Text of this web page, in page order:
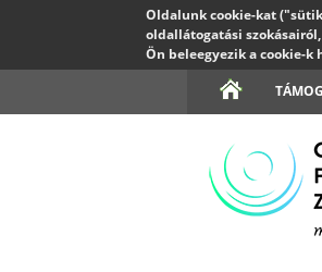
Oldalunk cookie-kat
oldallátogatási
Ön beleegyezik a cookie-k